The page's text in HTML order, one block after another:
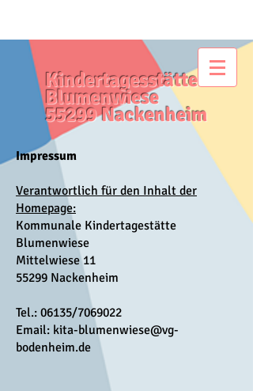
Kindertagesstätte
Blumenwiese
55299 Nackenheim
Impressum
Verantwortlich für den Inhalt der
Homepage:
Kommunale Kindertagestätte
Blumenwiese
Mittelwiese 11
55299 Nackenheim
Tel.: 06135/7069022
Email: kita-blumenwiese@vg-
bodenheim.de